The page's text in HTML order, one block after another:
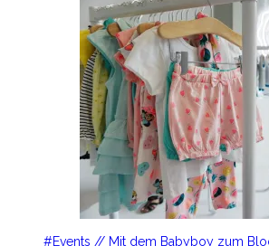
#Events // Mit dem Babyboy zum